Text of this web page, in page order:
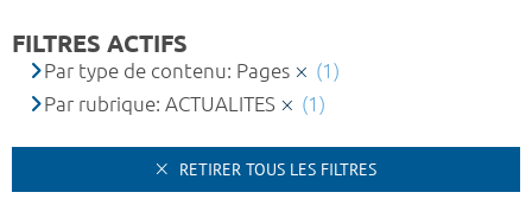
FILTRES ACTIFS
Par type de contenu: Pages
(1)
Par rubrique: ACTUALITES
(1)
RETIRER TOUS LES FILTRES